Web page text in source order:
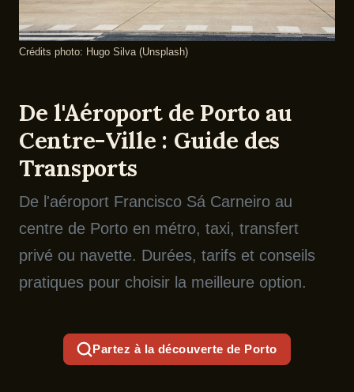
Crédits photo: Hugo Silva (Unsplash)
De l'Aéroport de Porto au
Centre-Ville : Guide des
Transports
De l'aéroport Francisco Sá Carneiro au
centre de Porto en métro, taxi, transfert
privé ou navette. Durées, tarifs et conseils
pratiques pour choisir la meilleure option.
Partez à la découverte de Porto